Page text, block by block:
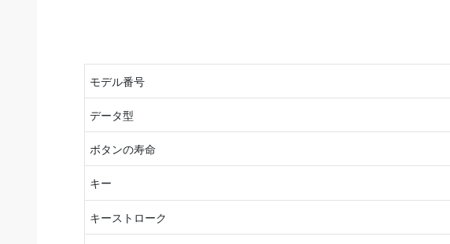
モデル番号
データ型
ボタンの寿命
キー
キーストローク